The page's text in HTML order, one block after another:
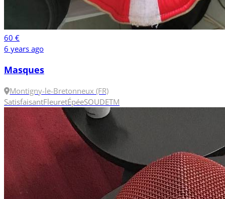
60 €
6 years ago
Masques
Montigny-le-Bretonneux (FR)
SatisfaisantFleuretÉpéeSOUDETM